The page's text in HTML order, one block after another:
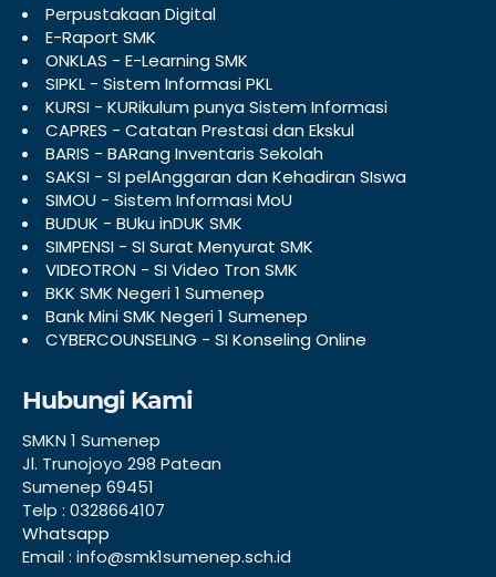
Perpustakaan Digital
E-Raport SMK
ONKLAS - E-Learning SMK
SIPKL - Sistem Informasi PKL
KURSI - KURikulum punya Sistem Informasi
CAPRES - Catatan Prestasi dan Ekskul
BARIS - BARang Inventaris Sekolah
SAKSI - SI pelAnggaran dan Kehadiran SIswa
SIMOU - Sistem Informasi MoU
BUDUK - BUku inDUK SMK
SIMPENSI - SI Surat Menyurat SMK
VIDEOTRON - SI Video Tron SMK
BKK SMK Negeri 1 Sumenep
Bank Mini SMK Negeri 1 Sumenep
CYBERCOUNSELING - SI Konseling Online
Hubungi Kami
SMKN 1 Sumenep
Jl. Trunojoyo 298 Patean
Sumenep 69451
Telp : 0328664107
Whatsapp
Email : info@smk1sumenep.sch.id